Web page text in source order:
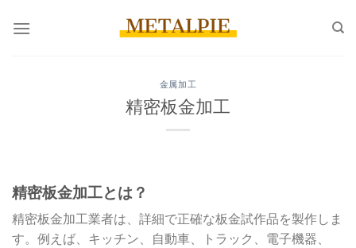
金属加工
精密板金加工
精密板金加工とは？
精密板金加工業者は、詳細で正確な板金試作品を製作しま
す。例えば、キッチン、自動車、トラック、電子機器、